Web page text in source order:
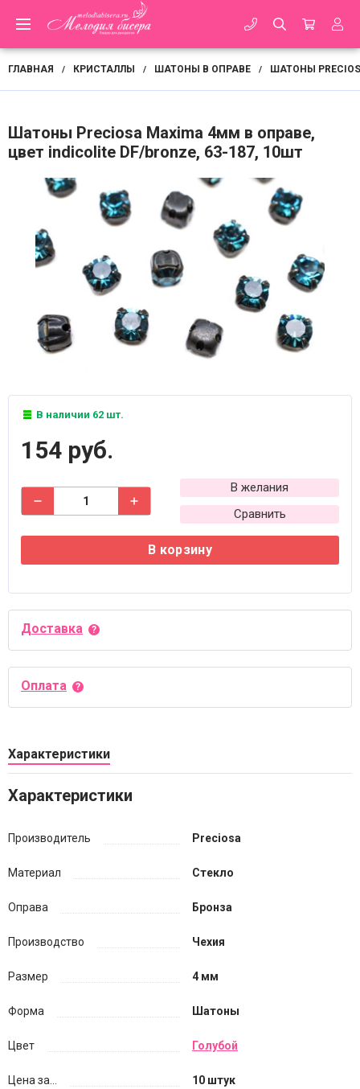
ГЛАВНАЯ / КРИСТАЛЛЫ / ШАТОНЫ В ОПРАВЕ / ШАТОНЫ
Шатоны Preciosa Maxima 4мм в оправе,
цвет indicolite DF/bronze, 63-187, 10шт
В наличии 62 шт.
154 руб.
В желания
Сравнить
В корзину
Доставка
Оплата
Характеристики
Характеристики
Производитель Preciosa
Материал Стекло
Оправа Бронза
Производство Чехия
Размер 4 мм
Форма Шатоны
Цвет Голубой
Цена за... 10 штук